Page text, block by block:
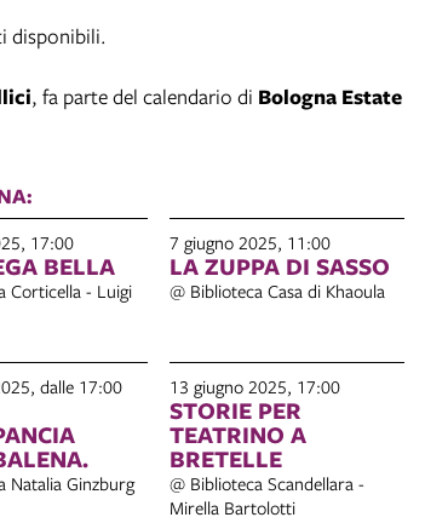
disponibili.
, fa parte del calendario di Bologna Estate
17:00
BELLA
Corticella - Luigi
7 giugno 2025, 11:00
LA ZUPPA DI SASSO
@ Biblioteca Casa di Khaoula
dalle 17:00
Natalia Ginzburg
13 giugno 2025, 17:00
STORIE PER
TEATRINO A
BRETELLE
@ Biblioteca Scandellara -
Mirella Bartolotti